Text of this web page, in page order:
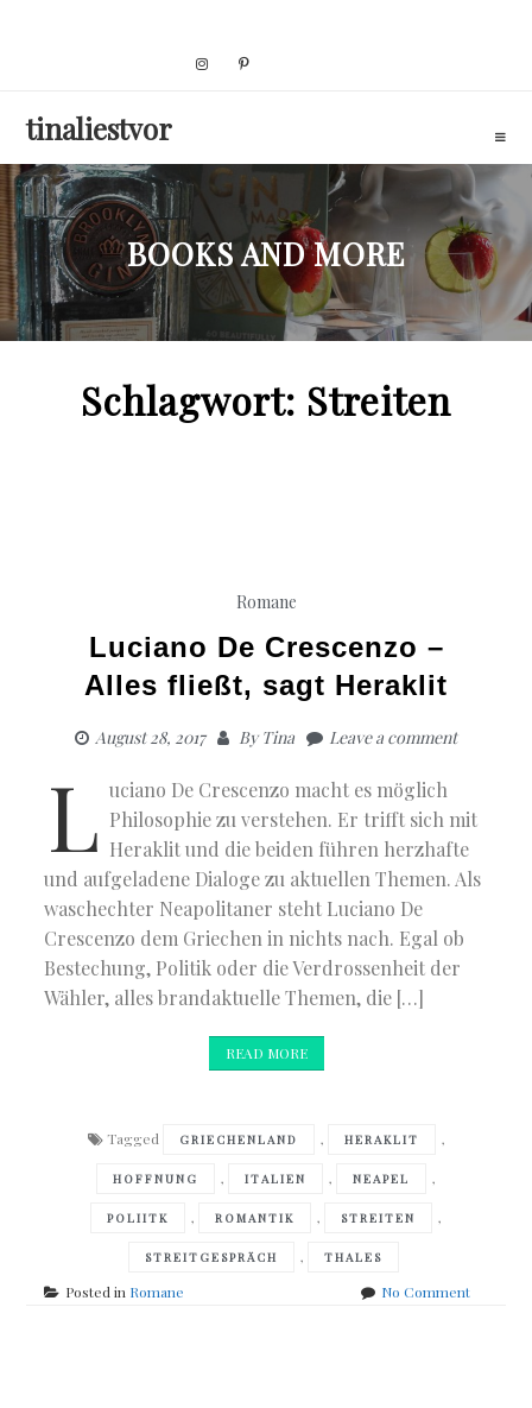
tinaliestvor
BOOKS AND MORE
Schlagwort: Streiten
Romane
Luciano De Crescenzo –
Alles fließt, sagt Heraklit
August 28, 2017 ByTina Leave a comment
L uciano De Crescenzo macht es möglich
Philosophie zu verstehen. Er trifft sich mit
Heraklit und die beiden führen herzhafte
und aufgeladene Dialoge zu aktuellen Themen. Als
waschechter Neapolitaner steht Luciano De
Crescenzo dem Griechen in nichts nach. Egal ob
Bestechung, Politik oder die Verdrossenheit der
Wähler, alles brandaktuelle Themen, die […]
READ MORE
Tagged GRIECHENLAND , HERAKLIT ,
HOFFNUNG , ITALIEN , NEAPEL ,
POLIITK , ROMANTIK , STREITEN ,
STREITGESPRÄCH , THALES
Posted in Romane No Commenton